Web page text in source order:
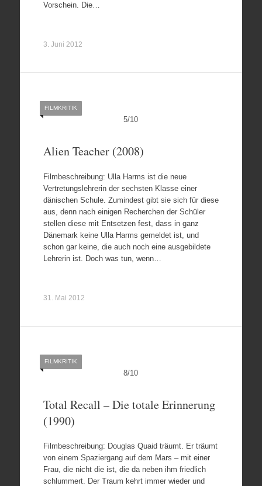
Vorschein. Die…
3. Juni 2012
5/10
FILMKRITIK
Alien Teacher (2008)
Filmbeschreibung: Ulla Harms ist die neue
Vertretungslehrerin der sechsten Klasse einer
dänischen Schule. Zumindest gibt sie sich für diese
aus, denn nach einigen Recherchen der Schüler
stellen diese mit Entsetzen fest, dass in ganz
Dänemark keine Ulla Harms gemeldet ist, und
schon gar keine, die auch noch eine ausgebildete
Lehrerin ist. Doch was tun, wenn…
31. Mai 2012
8/10
FILMKRITIK
Total Recall – Die totale Erinnerung
(1990)
Filmbeschreibung: Douglas Quaid träumt. Er träumt
von einem Spaziergang auf dem Mars – mit einer
Frau, die nicht die ist, die da neben ihm friedlich
schlummert. Der Traum kehrt immer wieder und